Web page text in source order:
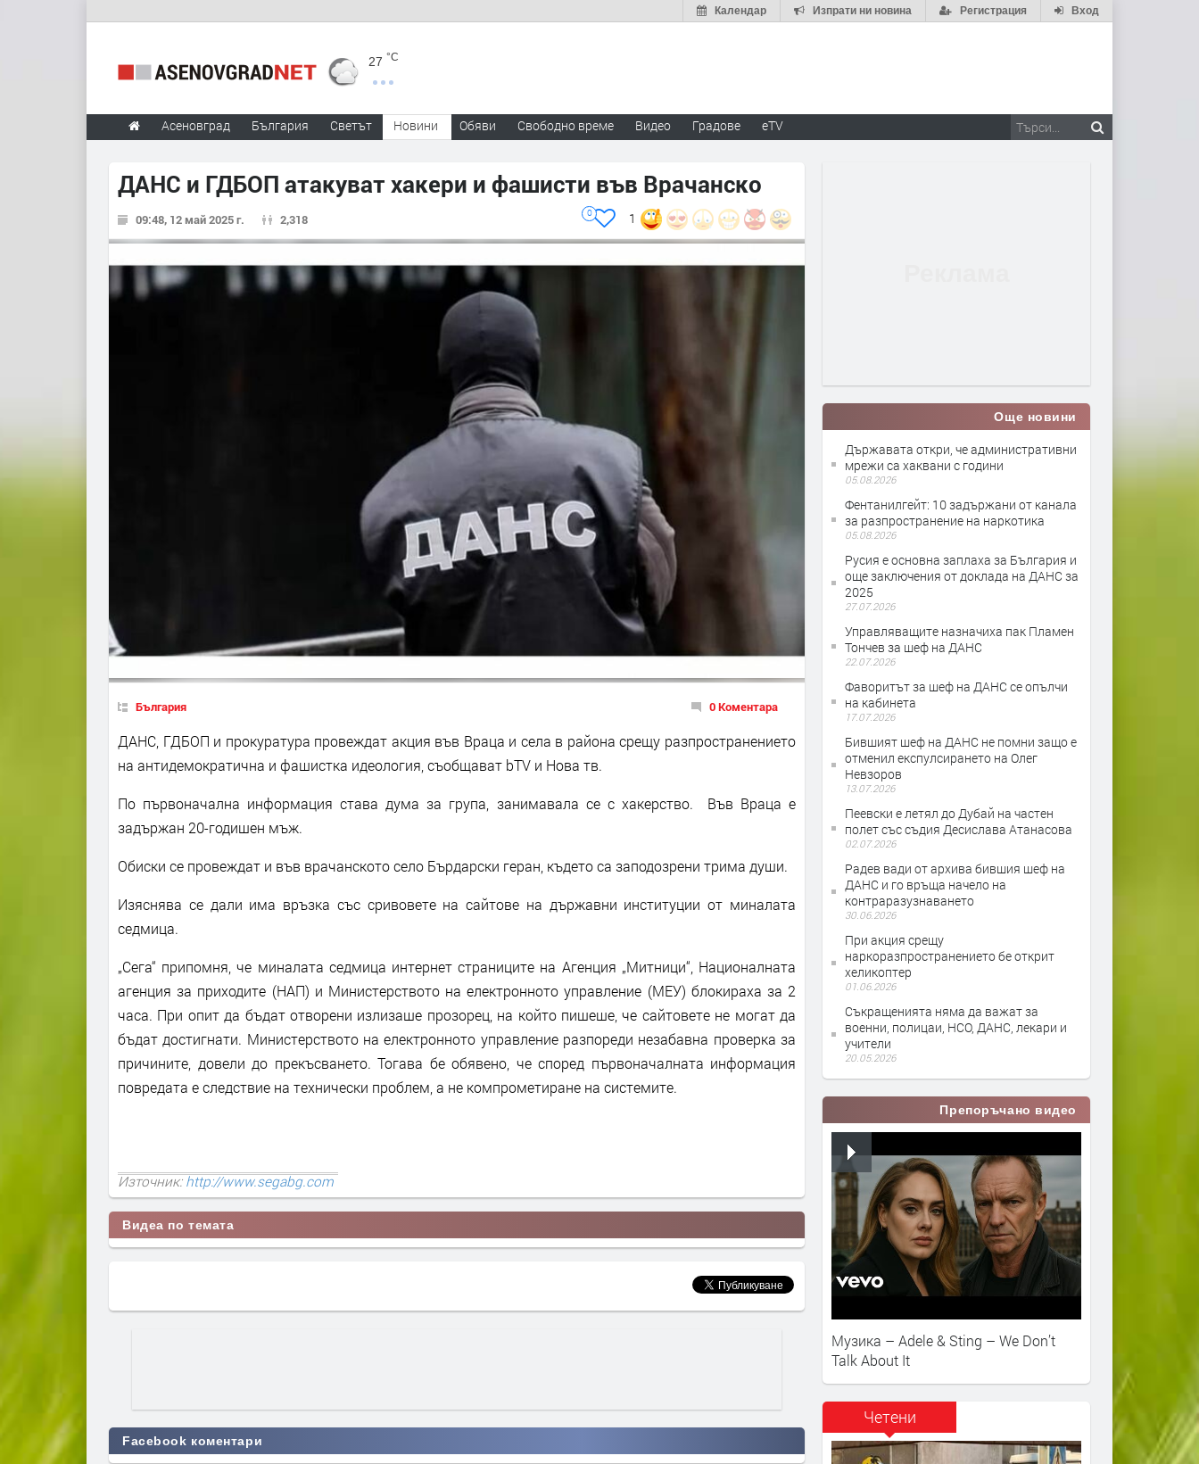
Вход
Регистрация
Изпрати ни новина
Календар
27 °C
Асеновград България Светът Новини Обяви Свободно време Видео Градове eTV
ДАНС и ГДБОП атакуват хакери и фашисти във Врачанско
09:48, 12 май 2025 г. 2,318 1
0
България 0 Коментара
ДАНС, ГДБОП и прокуратура провеждат акция във Враца и села в района срещу разпространението
на антидемократична и фашистка идеология, съобщават bTV и Нова тв.
По първоначална информация става дума за група, занимавала се с хакерство. Във Враца е
задържан 20-годишен мъж.
Обиски се провеждат и във врачанското село Бърдарски геран, където са заподозрени трима души.
Изяснява се дали има връзка със сривовете на сайтове на държавни институции от миналата
седмица.
„Сега“ припомня, че миналата седмица интернет страниците на Агенция „Митници“, Националната
агенция за приходите (НАП) и Министерството на електронното управление (МЕУ) блокираха за 2
часа. При опит да бъдат отворени излизаше прозорец, на който пишеше, че сайтовете не могат да
бъдат достигнати. Министерството на електронното управление разпореди незабавна проверка за
причините, довели до прекъсването. Тогава бе обявено, че според първоначалната информация
повредата е следствие на технически проблем, а не компрометиране на системите.
Източник:http://www.segabg.com
Видеа по темата
Facebook коментари
Още новини
Държавата откри, че административни
мрежи са хаквани с години
05.08.2026
Фентанилгейт: 10 задържани от канала
за разпространение на наркотика
05.08.2026
Русия е основна заплаха за България и
още заключения от доклада на ДАНС за
2025
27.07.2026
Управляващите назначиха пак Пламен
Тончев за шеф на ДАНС
22.07.2026
Фаворитът за шеф на ДАНС се опълчи
на кабинета
17.07.2026
Бившият шеф на ДАНС не помни защо е
отменил експулсирането на Олег
Невзоров
13.07.2026
Пеевски е летял до Дубай на частен
полет със съдия Десислава Атанасова
02.07.2026
Радев вади от архива бившия шеф на
ДАНС и го връща начело на
контраразузнаването
30.06.2026
При акция срещу
наркоразпространението бе открит
хеликоптер
01.06.2026
Съкращенията няма да важат за
военни, полицаи, НСО, ДАНС, лекари и
учители
20.05.2026
Препоръчано видео
Музика – Adele & Sting – We Don’t
Talk About It
Четени